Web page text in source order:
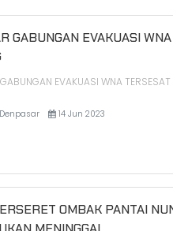
GABUNGAN EVAKUASI
EVAKUASI WNA
14 Jun 2023
OMBAK PANTAI